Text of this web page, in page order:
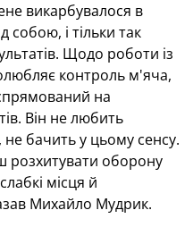
викарбувалося в
собою, і тільки так
Щодо роботи із
контроль м'яча,
на
Він не любить
бачить у цьому сенсу.
оборону
місця й
Михайло Мудрик.